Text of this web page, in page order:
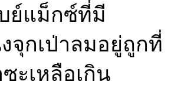
บย์แม็กซ์ที่มี
จุกเป่าลมอยู่ถูกที่
ะเหลือเกิน